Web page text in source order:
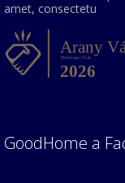
amet, consectetu
GoodHome a